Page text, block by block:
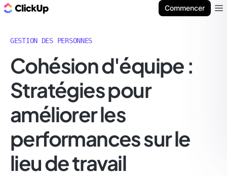
Commencer
GESTION DES PERSONNES
Cohésion d'équipe :
Stratégies pour
améliorer les
performances sur le
lieu de travail